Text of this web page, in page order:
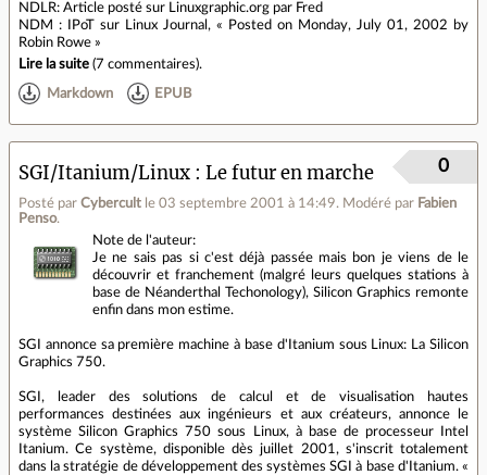
NDLR: Article posté sur Linuxgraphic.org par Fred
NDM : IPoT sur Linux Journal, « Posted on Monday, July 01, 2002 by
Robin Rowe »
Lire la suite (7 commentaires).
Markdown EPUB
SGI/Itanium/Linux : Le futur en marche
Posté par Cybercult le 03 septembre 2001 à 14:49. Modéré par Fabien
Penso.
0
Note de l'auteur:
Je ne sais pas si c'est déjà passée mais bon je viens de le
découvrir et franchement (malgré leurs quelques stations à
base de Néanderthal Techonology), Silicon Graphics remonte
enfin dans mon estime.
SGI annonce sa première machine à base d'Itanium sous Linux: La Silicon
Graphics 750.
SGI, leader des solutions de calcul et de visualisation hautes
performances destinées aux ingénieurs et aux créateurs, annonce le
système Silicon Graphics 750 sous Linux, à base de processeur Intel
Itanium. Ce système, disponible dès juillet 2001, s'inscrit totalement
dans la stratégie de développement des systèmes SGI à base d'Itanium. «